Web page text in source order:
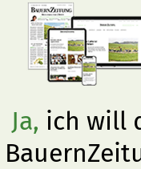
Ja, ich will